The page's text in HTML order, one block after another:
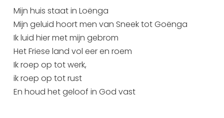
Mijn huis staat in Loënga
Mijn geluid hoort men van Sneek tot Goënga
Ik luid hier met mijn gebrom
Het Friese land vol eer en roem
Ik roep op tot werk,
ik roep op tot rust
En houd het geloof in God vast